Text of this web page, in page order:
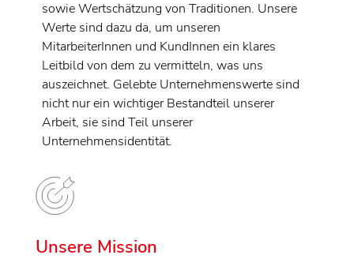
sowie Wertschätzung von Traditionen. Unsere
Werte sind dazu da, um unseren
MitarbeiterInnen und KundInnen ein klares
Leitbild von dem zu vermitteln, was uns
auszeichnet. Gelebte Unternehmenswerte sind
nicht nur ein wichtiger Bestandteil unserer
Arbeit, sie sind Teil unserer
Unternehmensidentität.
Unsere Mission